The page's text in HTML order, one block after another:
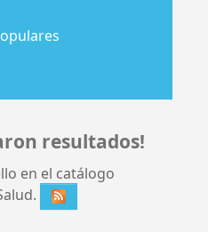
resultados!
en el catálogo